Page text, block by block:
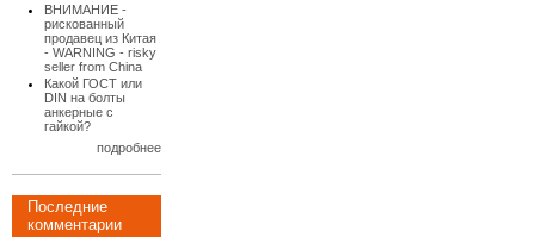
ВНИМАНИЕ -
рискованный
продавец из Китая
- WARNING - risky
seller from China
Какой ГОСТ или
DIN на болты
анкерные с
гайкой?
подробнее
Последние
комментарии